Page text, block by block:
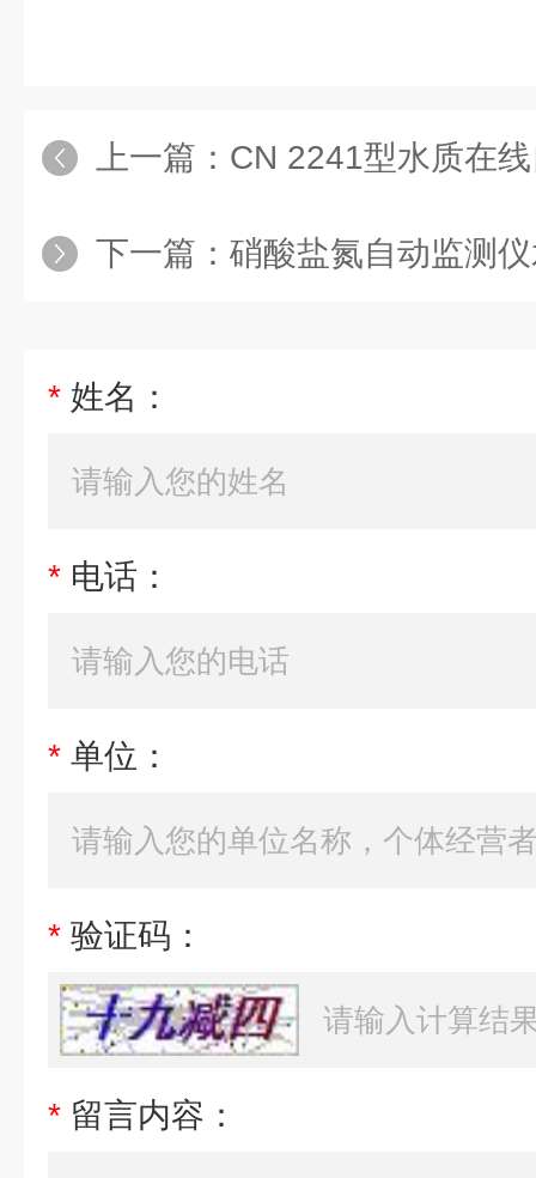
上一篇： CN 2241型水质在
下一篇： 硝酸盐氮自动监测
* 姓名：
* 电话：
* 单位：
* 验证码：
* 留言内容：